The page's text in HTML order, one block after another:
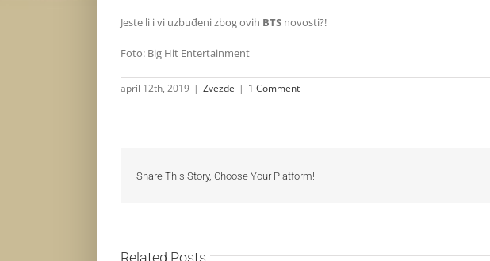
Jeste li i vi uzbuđeni zbog ovih BTS novosti?!
Foto: Big Hit Entertainment
april 12th, 2019 | Zvezde | 1 Comment
Share This Story, Choose Your Platform!